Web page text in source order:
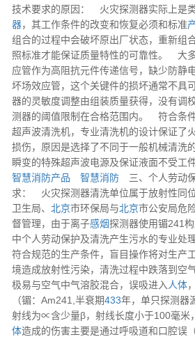
技术要求的原因：
火灾探测器实际上是
器，其工作条件的改变和恢复必须和标准
组合的过程中会破坏原出厂状态，重新组
照标准才能保证质量特性的可靠性。 大
应管作为高阻抗元件传递信号，缺少防静
坏场效应管，这个关键件的损坏通常不具
器的灵敏度调整由组装质量获得，没有调
测器的阈值限制在合格范围内。 符合条
超声波清洗机，专业清洗机的设计保证了
损伤，原因是选择了不同于一般机械清洗
瞬变的特殊超声波电源及保证液面不受工
智慧消防产品
智慧消防 三、个人劳动
求：
火灾探测器清洗单位属于放射性同
卫生局、 北京市环保局与北京市公安局危
督管理，由于离子感烟探测器使用镅241
中个人劳动保护及清洗产生污水的专业处
符合规范的生产条件，盲目操作将对生产
境造成放射性污染，清洗过程中跌落到空
极易与空气中气溶胶混合，误吸进入 人体
（镅：Am241,半衰期433年，单只探测器
射线为∝含少量β，射线长度小于100毫米
体造成的伤害主要是通过呼吸道和口腔误